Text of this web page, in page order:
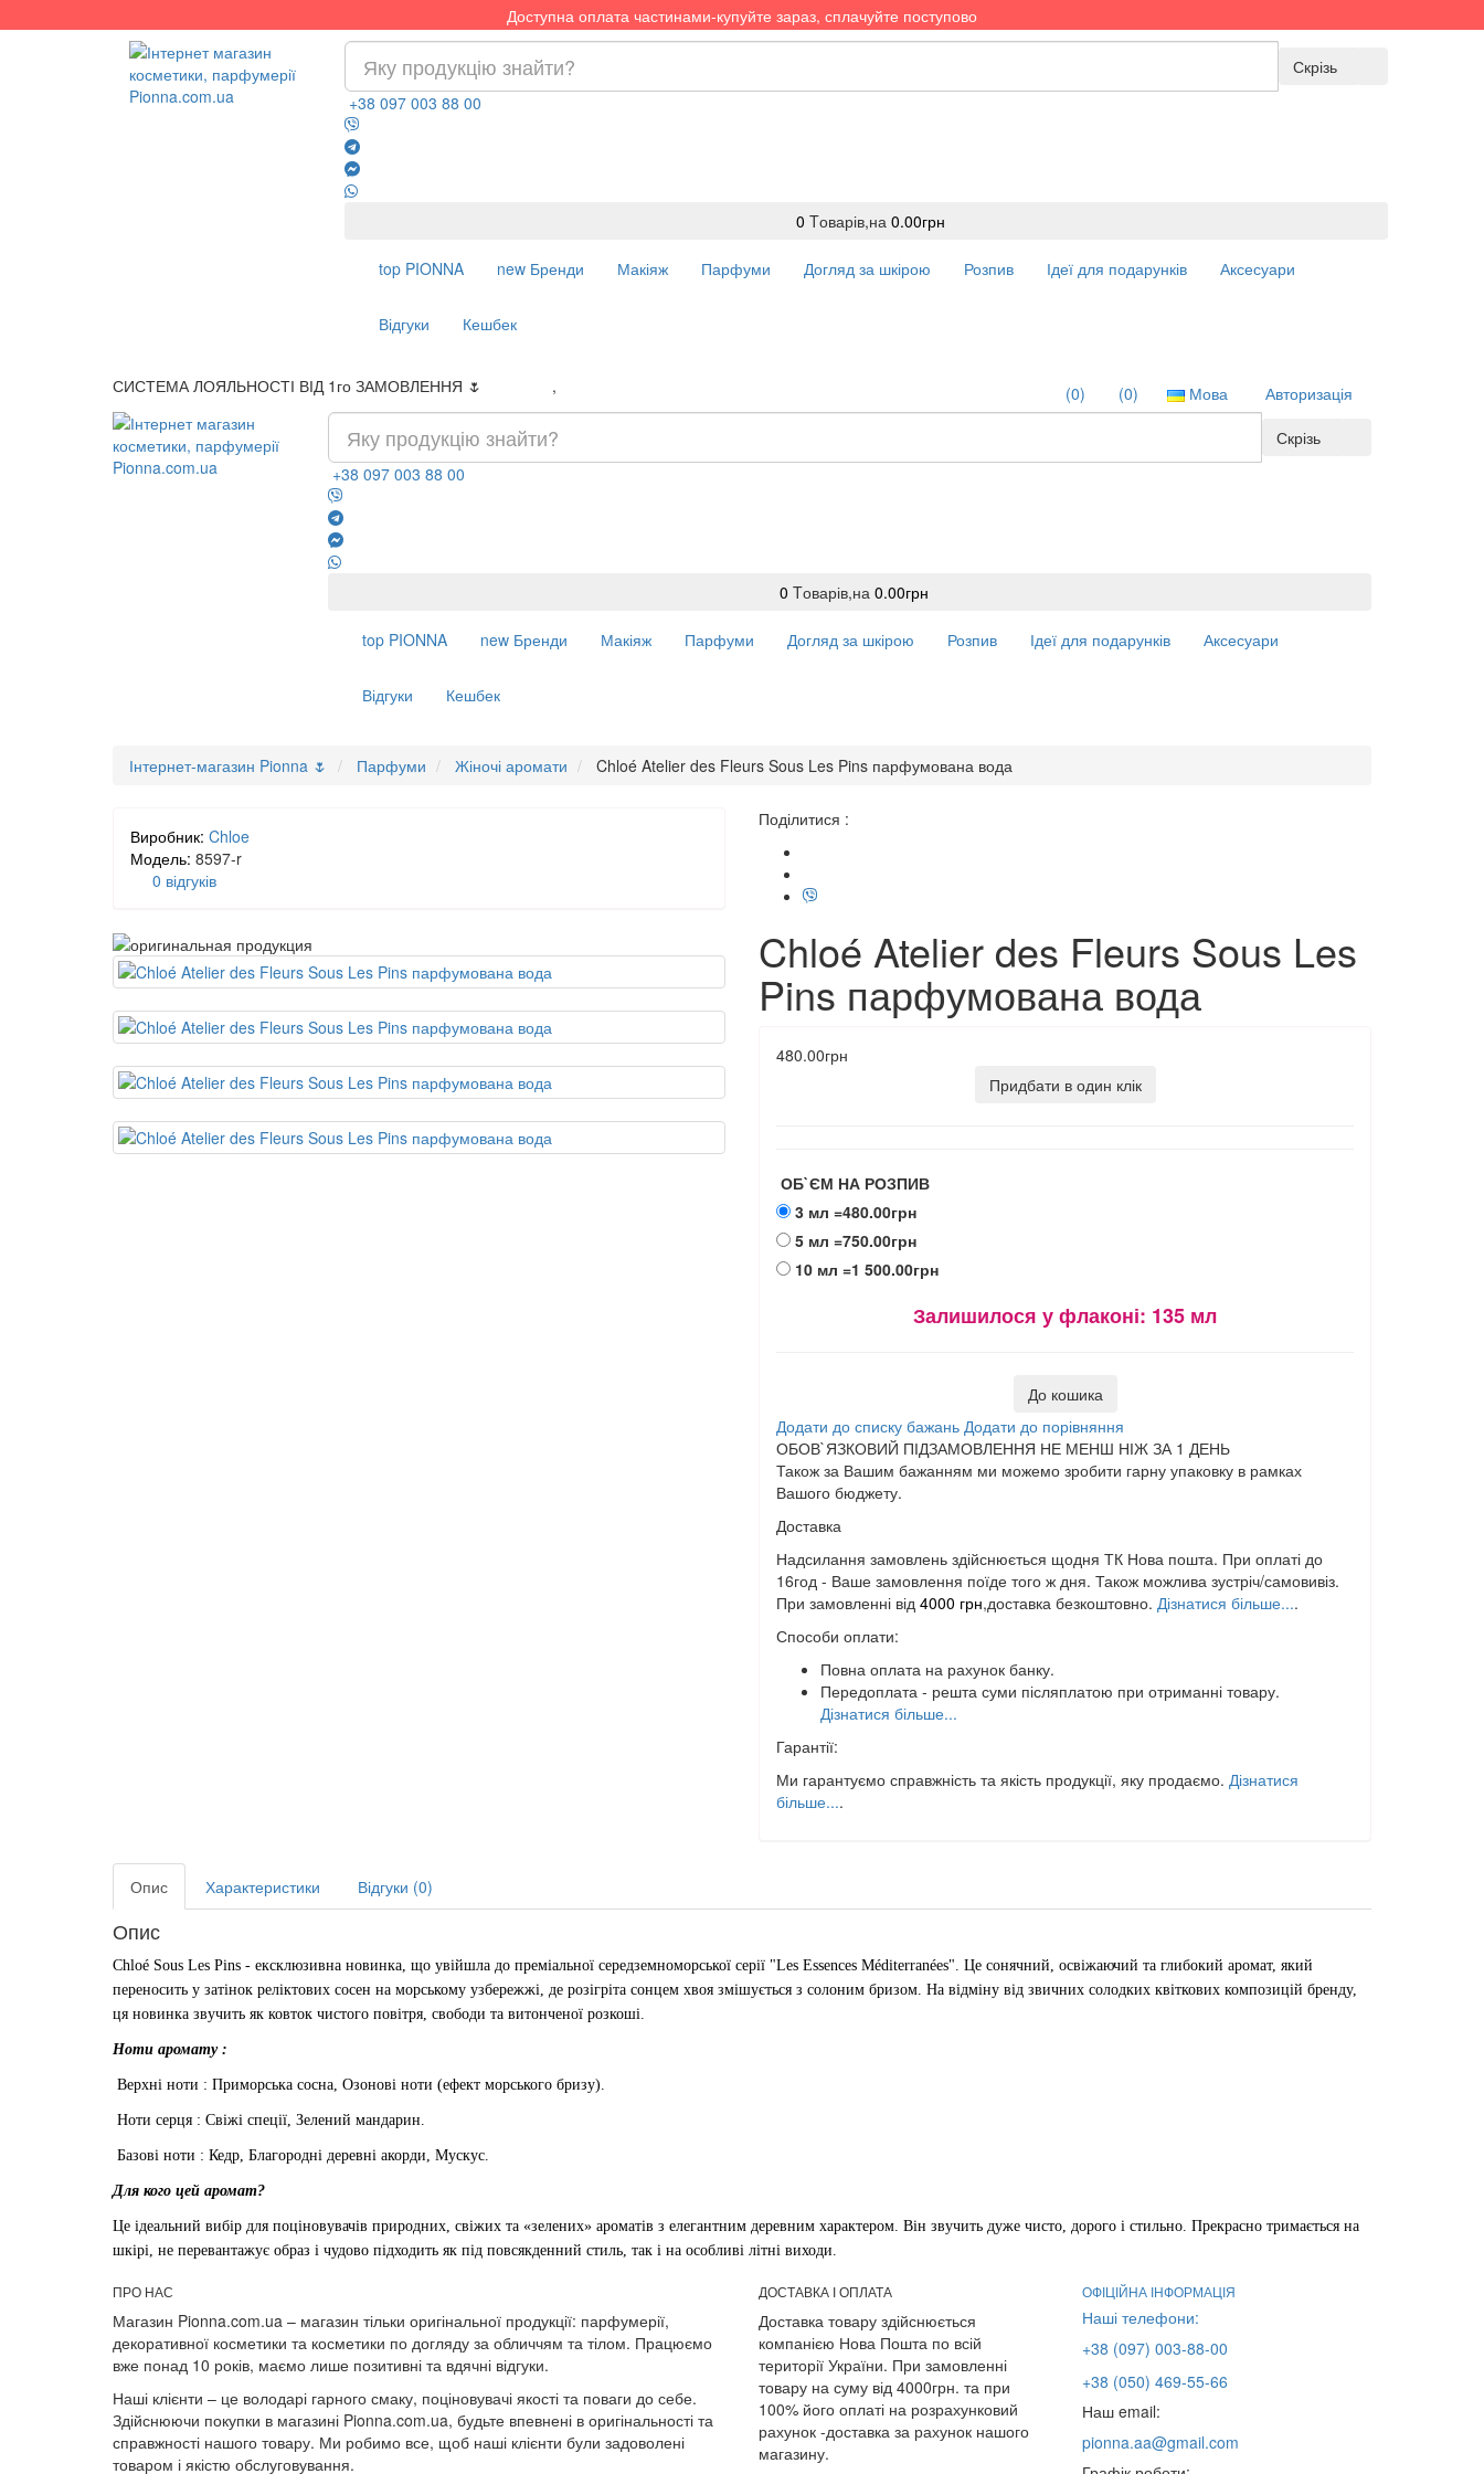
Доступна оплата частинами-купуйте зараз, сплачуйте поступово
Скрізь
+38 097 003 88 00
0 Tоварів,на 0.00грн
top PIONNA new Бренди Макіяж Парфуми Догляд за шкірою Розпив Ідеї для подарунків Аксесуари
Відгуки Кешбек
СИСТЕМА ЛОЯЛЬНОСТІ ВІД 1го ЗАМОВЛЕННЯ 🌷 , Авторизація
Мова
(0)
(0)
Скрізь
+38 097 003 88 00
0 Tоварів,на 0.00грн
top PIONNA new Бренди Макіяж Парфуми Догляд за шкірою Розпив Ідеї для подарунків Аксесуари
Відгуки Кешбек
Інтернет-магазин Pionna 🌷 Парфуми Жіночі аромати Chloé Atelier des Fleurs Sous Les Pins парфумована вода
Виробник: Chloe
Модель: 8597-r
0 відгуків
Поділитися :
Chloé Atelier des Fleurs Sous Les
Pins парфумована вода
480.00грн
Придбати в один клік
ОБ`ЄМ НА РОЗПИВ
3 мл =480.00грн
5 мл =750.00грн
10 мл =1 500.00грн
Залишилося у флаконі: 135 мл
До кошика
Додати до списку бажань Додати до порівняння
ОБОВ`ЯЗКОВИЙ ПІДЗАМОВЛЕННЯ НЕ МЕНШ НІЖ ЗА 1 ДЕНЬ
Також за Вашим бажанням ми можемо зробити гарну упаковку в рамках
Вашого бюджету.
Доставка
Надсилання замовлень здійснюється щодня ТК Нова пошта. При оплаті до
16год - Ваше замовлення поїде того ж дня. Також можлива зустріч/самовивіз.
При замовленні від 4000 грн,доставка безкоштовно. Дізнатися більше....
Способи оплати:
Повна оплата на рахунок банку.
Передоплата - решта суми післяплатою при отриманні товару.
Дізнатися більше...
Гарантії:
Ми гарантуємо справжність та якість продукції, яку продаємо. Дізнатися
більше....
Опис Характеристики Відгуки (0)
Опис
Chloé Sous Les Pins - ексклюзивна новинка, що увійшла до преміальної середземноморської серії "Les Essences Méditerranées". Це сонячний, освіжаючий та глибокий аромат, який
переносить у затінок реліктових сосен на морському узбережжі, де розігріта сонцем хвоя змішується з солоним бризом. На відміну від звичних солодких квіткових композицій бренду,
ця новинка звучить як ковток чистого повітря, свободи та витонченої розкоші.
Ноти аромату :
Верхні ноти : Приморська сосна, Озонові ноти (ефект морського бризу).
Ноти серця : Свіжі спеції, Зелений мандарин.
Базові ноти : Кедр, Благородні деревні акорди, Мускус.
Для кого цей аромат?
Це ідеальний вибір для поціновувачів природних, свіжих та «зелених» ароматів з елегантним деревним характером. Він звучить дуже чисто, дорого і стильно. Прекрасно тримається на
шкірі, не перевантажує образ і чудово підходить як під повсякденний стиль, так і на особливі літні виходи.
ПРО НАС
Магазин Pionna.com.ua – магазин тільки оригінальної продукції: парфумерії,
декоративної косметики та косметики по догляду за обличчям та тілом. Працюємо
вже понад 10 років, маємо лише позитивні та вдячні відгуки.
Наші клієнти – це володарі гарного смаку, поціновувачі якості та поваги до себе.
Здійснюючи покупки в магазині Pionna.com.ua, будьте впевнені в оригінальності та
справжності нашого товару. Ми робимо все, щоб наші клієнти були задоволені
товаром і якістю обслуговування.
ДОСТАВКА І ОПЛАТА
Доставка товару здійснюється
компанією Нова Пошта по всій
території України. При замовленні
товару на суму від 4000грн. та при
100% його оплаті на розрахунковий
рахунок -доставка за рахунок нашого
магазину.
ОФІЦІЙНА ІНФОРМАЦІЯ
Наші телефони:
+38 (097) 003-88-00
+38 (050) 469-55-66
Наш email:
pionna.aa@gmail.com